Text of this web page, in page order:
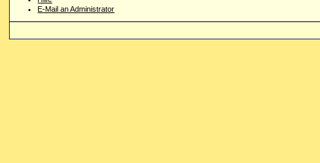
E-Mail an Administrator